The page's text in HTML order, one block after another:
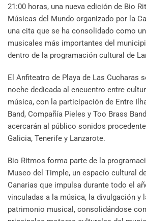
21:00 horas, una nueva edición de Bio
Músicas del Mundo organizado por la
una cita que se ha consolidado como
musicales más importantes del
dentro de la programación cultural de
El Anfiteatro de Playa de Las Cucharas
noche dedicada al encuentro entre
música, con la participación de Entre
Band, Compañía Pieles y Too Brass
acercarán al público sonidos
Galicia, Tenerife y Lanzarote.
Bio Ritmos forma parte de la
Museo del Timple, un espacio cultural
Canarias que impulsa durante todo el
vinculadas a la música, la divulgación y
patrimonio musical, consolidándose